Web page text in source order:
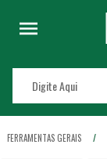
FERRAMENTAS GERAIS